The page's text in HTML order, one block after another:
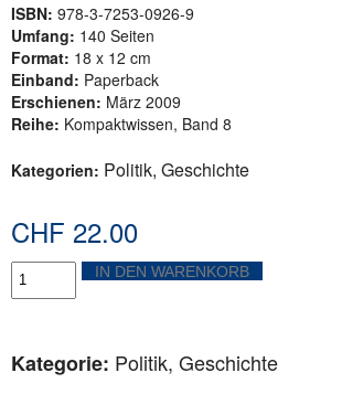
ISBN: 978-3-7253-0926-9
Umfang: 140 Seiten
Format: 18 x 12 cm
Einband: Paperback
Erschienen: März 2009
Reihe: Kompaktwissen, Band 8
Kategorien: Politik, Geschichte
CHF 22.00
Schweiz
-
Europäische
Beitritt
unmöglich?
IN DEN WARENKORB
Kategorie: Politik, Geschichte